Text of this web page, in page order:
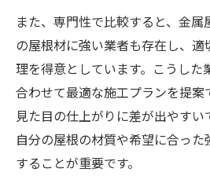
また、専門性で比較すると、金
の屋根材に強い業者も存在し、
理を得意としています。こうした
合わせて最適な施工プランを提案
見た目の仕上がりに差が出やすい
自分の屋根の材質や希望に合っ
することが重要です。